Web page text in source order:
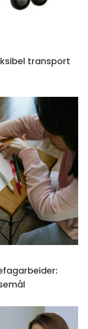
transport